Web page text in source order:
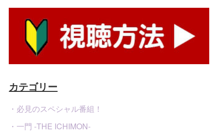
カテゴリー
・必見のスペシャル番組！
・一門 -THE ICHIMON-